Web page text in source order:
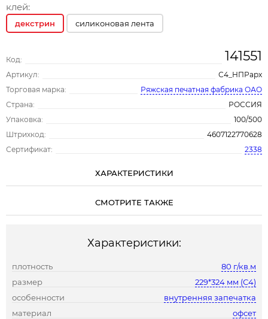
клей:
декстрин силиконовая лента
Код: 141551
Артикул:
С4_НПРарх
Торговая марка:
Ряжская печатная фабрика ОАО
Страна:
РОССИЯ
Упаковка:
100/500
Штрихкод:
4607122770628
Сертификат:
2338
ХАРАКТЕРИСТИКИ
СМОТРИТЕ ТАКЖЕ
Характеристики:
плотность
80 г/кв.м
размер
229*324 мм (С4)
особенности
внутренняя запечатка
материал
офсет